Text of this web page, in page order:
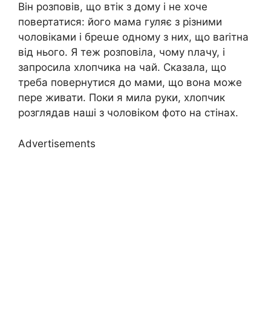
Він розповів, що втік з дому і не хоче
повертатися: його мама гуляє з різними
чоловіками і бреաe одному з них, що ваrітна
від нього. Я теж розповіла, чому nлачу, і
запросила хлопчика на чай. Сказала, що
треба повернутися до мами, що вона може
пере живати. Поки я мила руки, хлопчик
розглядав наші з чоловіком фото на стінах.
Advertisements